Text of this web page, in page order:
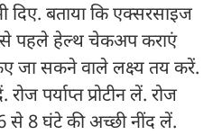
बताया कि एक्सरसाइज
पहले हेल्थ चेकअप कराएं
जा सकने वाले लक्ष्य तय करें.
रोज पर्याप्त प्रोटीन लें. रोज
8 घंटे की अच्छी नींद लें.